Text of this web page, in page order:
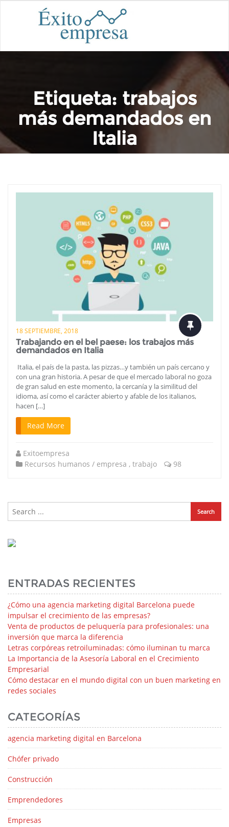
Etiqueta: trabajos
más demandados en
Italia
Home trabajos más demandados en Italia
18 SEPTIEMBRE, 2018
Trabajando en el bel paese: los trabajos más
demandados en Italia
Italia, el país de la pasta, las pizzas…y también un país cercano y
con una gran historia. A pesar de que el mercado laboral no goza
de gran salud en este momento, la cercanía y la similitud del
idioma, así como el carácter abierto y afable de los italianos,
hacen […]
Read More
Exitoempresa
Recursos humanos / empresa , trabajo 98
ENTRADAS RECIENTES
¿Cómo una agencia marketing digital Barcelona puede
impulsar el crecimiento de las empresas?
Venta de productos de peluquería para profesionales: una
inversión que marca la diferencia
Letras corpóreas retroiluminadas: cómo iluminan tu marca
La Importancia de la Asesoría Laboral en el Crecimiento
Empresarial
Cómo destacar en el mundo digital con un buen marketing en
redes sociales
CATEGORÍAS
agencia marketing digital en Barcelona
Chófer privado
Construcción
Emprendedores
Empresas